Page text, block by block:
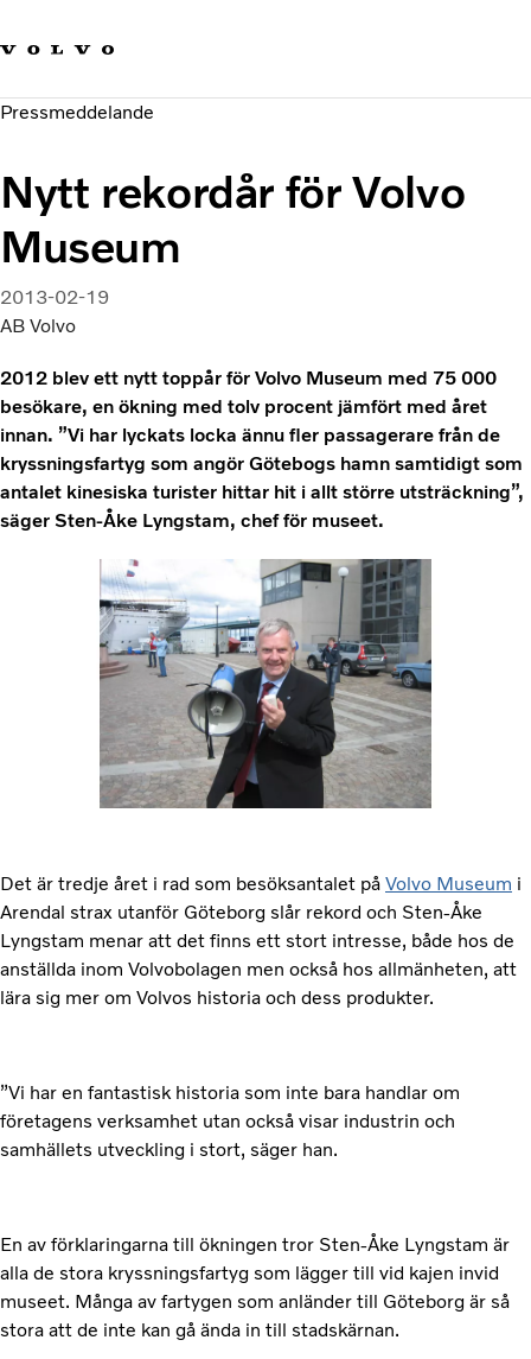
Hållbara transporter
Investerare
Pressmeddelande
Nytt rekordår för Volvo
Museum
2013-02-19
AB Volvo
2012 blev ett nytt toppår för Volvo Museum med 75 000
besökare, en ökning med tolv procent jämfört med året
innan. ”Vi har lyckats locka ännu fler passagerare från de
kryssningsfartyg som angör Götebogs hamn samtidigt som
antalet kinesiska turister hittar hit i allt större utsträckning”,
säger Sten-Åke Lyngstam, chef för museet.
Det är tredje året i rad som besöksantalet på Volvo Museum i
Arendal strax utanför Göteborg slår rekord och Sten-Åke
Lyngstam menar att det finns ett stort intresse, både hos de
anställda inom Volvobolagen men också hos allmänheten, att
lära sig mer om Volvos historia och dess produkter.
”Vi har en fantastisk historia som inte bara handlar om
företagens verksamhet utan också visar industrin och
samhällets utveckling i stort, säger han.
En av förklaringarna till ökningen tror Sten-Åke Lyngstam är
alla de stora kryssningsfartyg som lägger till vid kajen invid
museet. Många av fartygen som anländer till Göteborg är så
stora att de inte kan gå ända in till stadskärnan.